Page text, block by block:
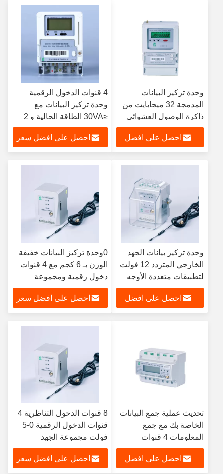
وحدة تركيز البيانات
المدمجة 32 ميجابايت من
ذاكرة الوصول العشوائي
لتخزين البيانات لجمع
البياناتاحصل على افضل
4 قنوات الدخول الرقمية
وحدة تركيز البيانات مع
≤30VA الطاقة الحالية و 2
رطل الوزن
احصل على افضل سعر
وحدة تركيز بيانات الجهد
الخارجي المتردد 12 فولت
لتطبيقات متعددة الأوجه
احصل على افضل
0وحدة تركيز البيانات خفيفة
الوزن بـ 6 كجم مع 4 قنوات
دخول رقمية ومجموعة
واسعة من الجهد المدخل من
احصل على افضل سعر
تحديث عملية جمع البيانات
الخاصة بك مع جمع
المعلومات 4 قنوات
الدخول الرقمية و 70٪
130٪ Un نطاق الجهد
احصل على افضل
8 قنوات الدخول التناظرية 4
قنوات الدخول الرقمية 0-5
فولت مجموعة الجهد
الخارجي وحدة تركيز البيانات
لنقل البيانات السريع
احصل على افضل سعر